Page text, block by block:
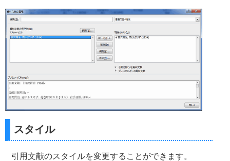
スタイル
引用文献のスタイルを変更することができます。